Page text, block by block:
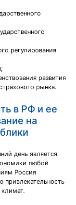
регулирования
развития
рынка.
в РФ и ее
на
день является
любой
Россия
привлекательность